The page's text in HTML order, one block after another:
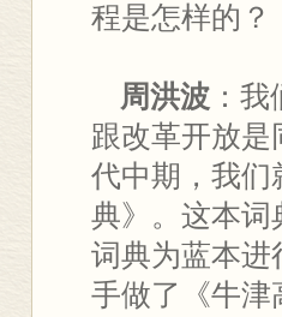
程是怎样的？
周洪波 ：
跟改革开放是
代中期，我们
典》。这本词
词典为蓝本进
手做了《牛津